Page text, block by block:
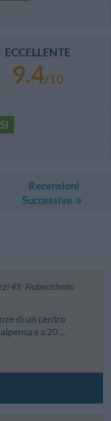
ECCELLENTE
9.4/10
SI
Recensioni
Successive
43, Robecchetto
di un centro
e a 20 ...